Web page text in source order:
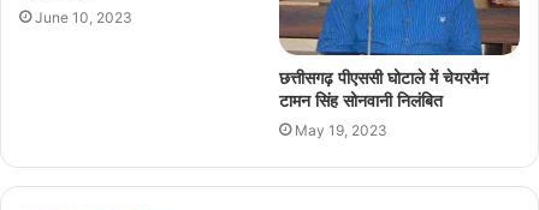
June 10, 2023
छत्तीसगढ़ पीएससी घोटाले में चेयरमैन
टामन सिंह सोनवानी निलंबित
May 19, 2023